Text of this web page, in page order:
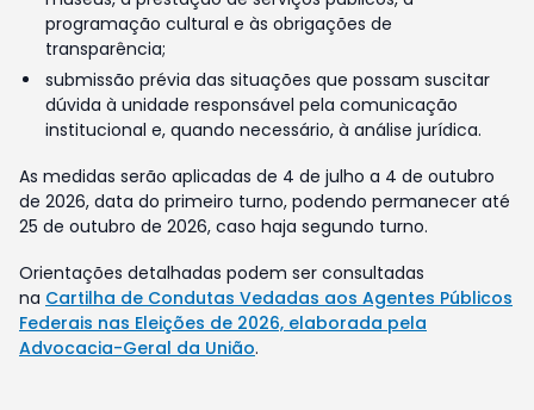
programação cultural e às obrigações de
transparência;
submissão prévia das situações que possam suscitar
dúvida à unidade responsável pela comunicação
institucional e, quando necessário, à análise jurídica.
As medidas serão aplicadas de 4 de julho a 4 de outubro
de 2026, data do primeiro turno, podendo permanecer até
25 de outubro de 2026, caso haja segundo turno.
Orientações detalhadas podem ser consultadas
na Cartilha de Condutas Vedadas aos Agentes Públicos
Federais nas Eleições de 2026, elaborada pela
Advocacia-Geral da União.